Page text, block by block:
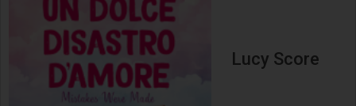
Lucy Score